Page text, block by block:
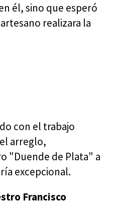
él, sino que esperó
realizara la
con el trabajo
arreglo,
"Duende de Plata" a
excepcional.
Francisco